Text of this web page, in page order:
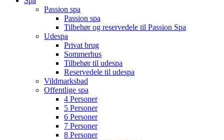
Passion spa
Passion spa
Tilbehør og reservedele til Passion Spa
Udespa
Privat brug
Sommerhus
Tilbehør til udespa
Reservedele til udespa
Vildmarksbad
Offentlige spa
4 Personer
5 Personer
6 Personer
7 Personer
8 Personer